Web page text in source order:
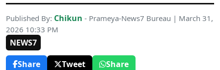
Published By: Chikun - Prameya-News7 Bureau | March 31,
2026 10:33 PM
NEWS7
Share
Tweet Share